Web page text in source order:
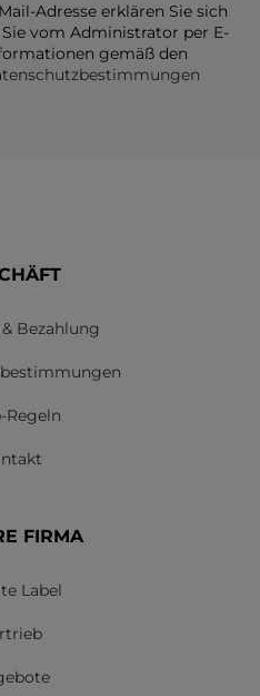
Adresse erklären Sie sich
vom Administrator per E-
gemäß den
Bezahlung
Regeln
FIRMA
Label